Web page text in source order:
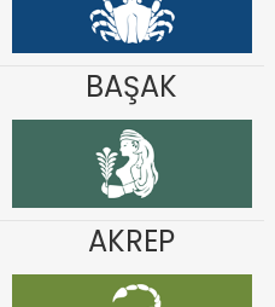
BAŞAK
AKREP